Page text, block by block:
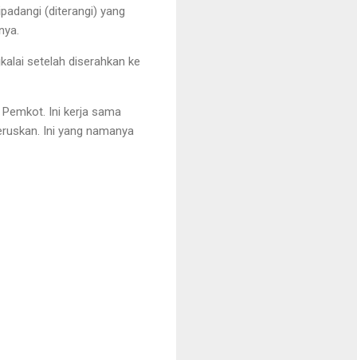
(diterangi) yang
setelah diserahkan ke
Ini kerja sama
Ini yang namanya